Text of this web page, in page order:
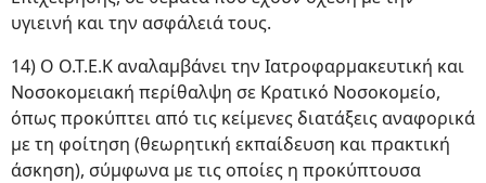
υγιεινή και την ασφάλειά τους.
14) Ο Ο.Τ.Ε.Κ αναλαμβάνει την Ιατροφαρμακευτική και
Νοσοκομειακή περίθαλψη σε Κρατικό Νοσοκομείο,
όπως προκύπτει από τις κείμενες διατάξεις αναφορικά
με τη φοίτηση (θεωρητική εκπαίδευση και πρακτική
άσκηση), σύμφωνα με τις οποίες η προκύπτουσα